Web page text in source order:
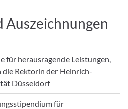
Auszeichnungen
für herausragende Leistungen,
die Rektorin der Heinrich-
Düsseldorf
für